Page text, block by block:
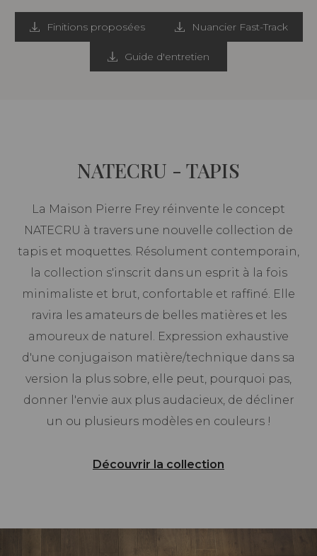
Finitions proposées Nuancier Fast-Track
Guide d'entretien
NATECRU - TAPIS
La Maison Pierre Frey réinvente le concept
NATECRU à travers une nouvelle collection de
tapis et moquettes. Résolument contemporain,
la collection s'inscrit dans un esprit à la fois
minimaliste et brut, confortable et raffiné. Elle
ravira les amateurs de belles matières et les
amoureux de naturel. Expression exhaustive
d'une conjugaison matière/technique dans sa
version la plus sobre, elle peut, pourquoi pas,
donner l'envie aux plus audacieux, de décliner
un ou plusieurs modèles en couleurs !
Découvrir la collection